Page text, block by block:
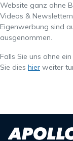
Website ganz ohne
Videos &
Eigenwerbung sind
ausgenommen.
Falls Sie uns ohne
Sie dies hier weiter